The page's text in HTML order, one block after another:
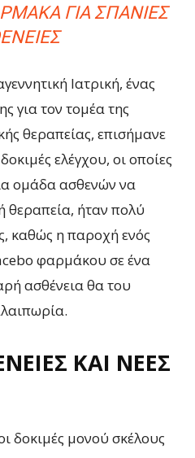
ΓΙΑ ΣΠΆΝΙΕΣ
Ιατρική, ένας
για τον τομέα της
θεραπείας, επισήμανε
ελέγχου, οι οποίες
ομάδα ασθενών να
θεραπεία, ήταν πολύ
καθώς η παροχή ενός
φαρμάκου σε ένα
ασθένεια θα του
ΚΑΙ ΝΈΕΣ
δοκιμές μονού σκέλους